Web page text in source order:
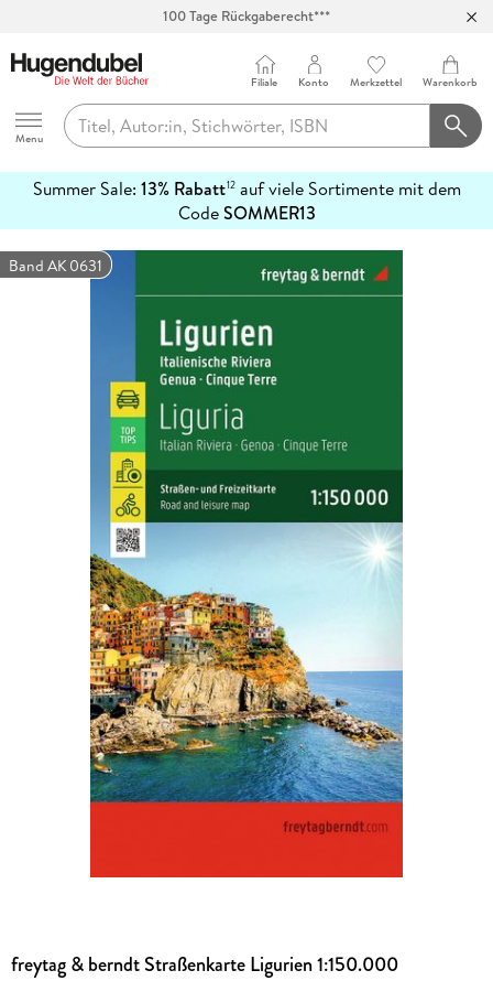
Hugendubel
Menu
Filiale Konto Merkzettel Warenkorb
Summer Sale: 13% Rabatt12auf viele Sortimente mit dem
CodeSOMMER13
erfahren
Band AK 0631
freytag & berndt Straßenkarte Ligurien 1:150.000